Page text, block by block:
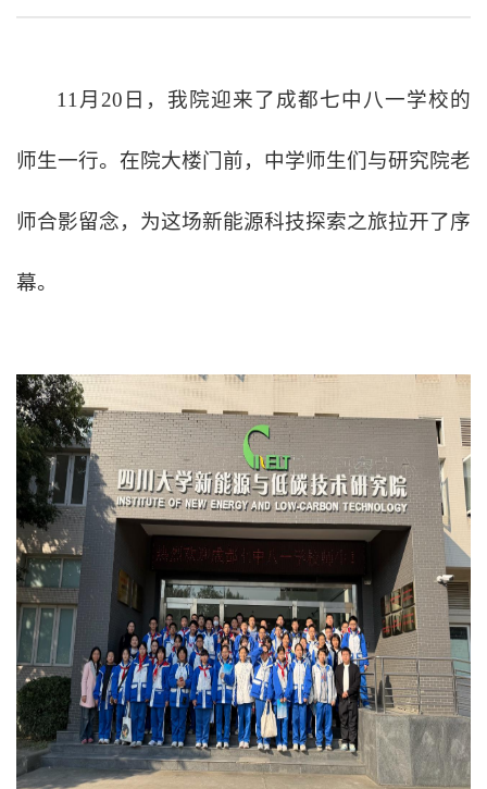
11月20日，我院迎来了成都七中八一学校的
师生一行。在院大楼门前，中学师生们与研究院老
师合影留念，为这场新能源科技探索之旅拉开了序
幕。